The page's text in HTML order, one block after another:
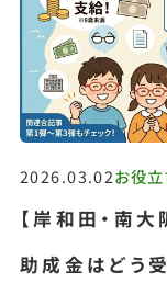
2026.03.02お役立
【岸和田・南
助成金はどう